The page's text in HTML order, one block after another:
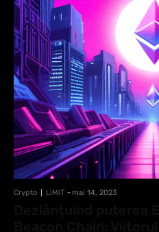
Crypto LiMiT - mai 14, 2023